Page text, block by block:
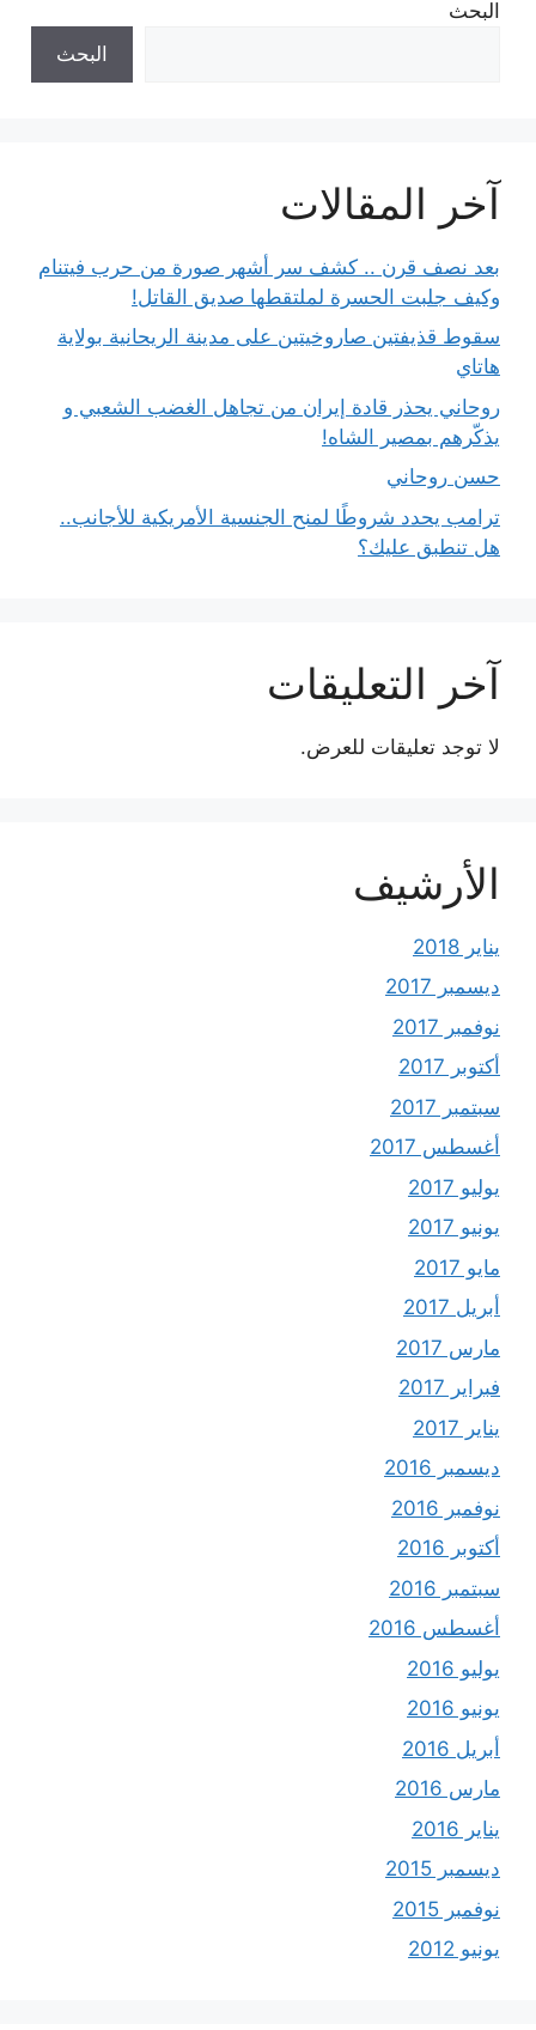
البحث
البحث
آخر المقالات
بعد نصف قرن .. كشف سر أشهر صورة من حرب فيتنام
وكيف جلبت الحسرة لملتقطها صديق القاتل!
سقوط قذيفتين صاروخيتين على مدينة الريحانية بولاية
هاتاي
روحاني يحذر قادة إيران من تجاهل الغضب الشعبي و
يذكّرهم بمصير الشاه!
حسن روحاني
ترامب يحدد شروطًا لمنح الجنسية الأمريكية للأجانب..
هل تنطبق عليك؟
آخر التعليقات
لا توجد تعليقات للعرض.
الأرشيف
يناير 2018
ديسمبر 2017
نوفمبر 2017
أكتوبر 2017
سبتمبر 2017
أغسطس 2017
يوليو 2017
يونيو 2017
مايو 2017
أبريل 2017
مارس 2017
فبراير 2017
يناير 2017
ديسمبر 2016
نوفمبر 2016
أكتوبر 2016
سبتمبر 2016
أغسطس 2016
يوليو 2016
يونيو 2016
أبريل 2016
مارس 2016
يناير 2016
ديسمبر 2015
نوفمبر 2015
يونيو 2012